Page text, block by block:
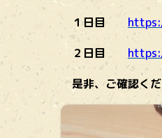
１日目
２日目
是非、ご確認くだ